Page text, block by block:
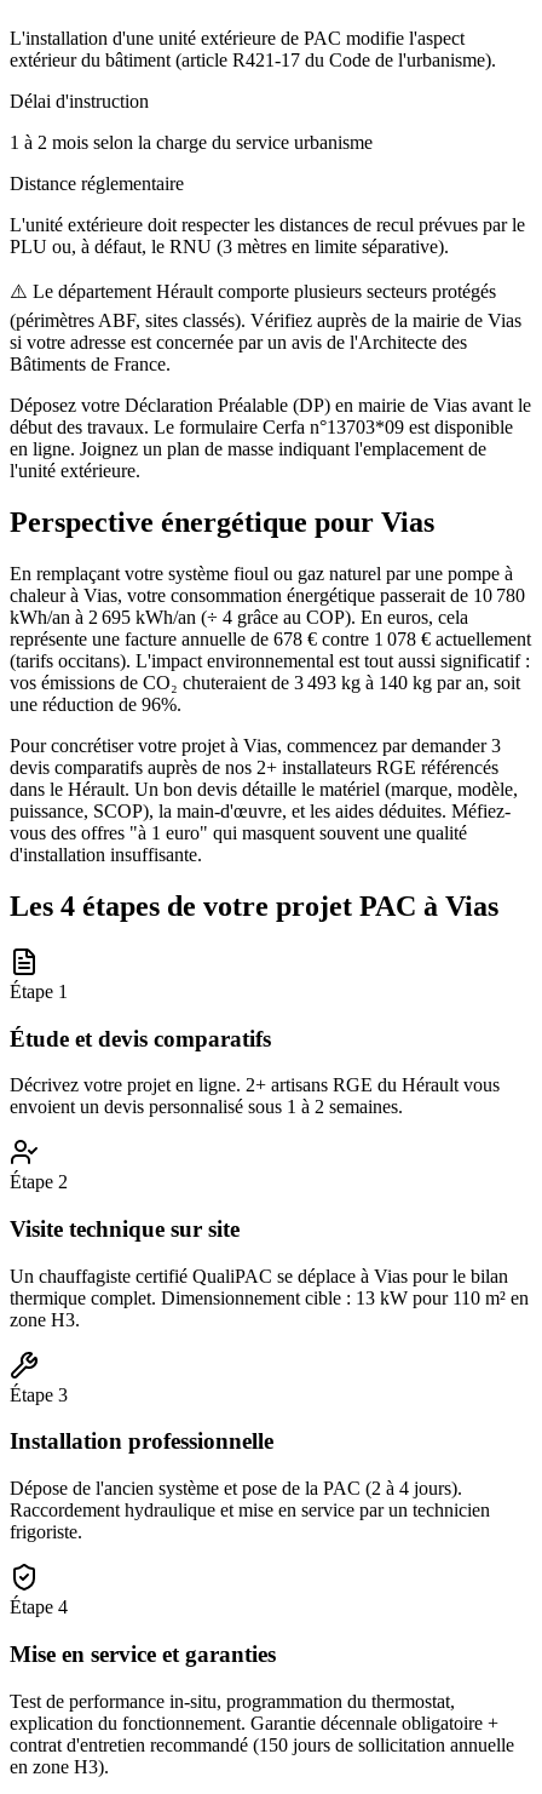
L'installation d'une unité extérieure de PAC modifie l'aspect
extérieur du bâtiment (article R421-17 du Code de l'urbanisme).
Délai d'instruction
1 à 2 mois selon la charge du service urbanisme
Distance réglementaire
L'unité extérieure doit respecter les distances de recul prévues par le
PLU ou, à défaut, le RNU (3 mètres en limite séparative).
⚠️ Le département Hérault comporte plusieurs secteurs protégés
(périmètres ABF, sites classés). Vérifiez auprès de la mairie de Vias
si votre adresse est concernée par un avis de l'Architecte des
Bâtiments de France.
Déposez votre Déclaration Préalable (DP) en mairie de Vias avant le
début des travaux. Le formulaire Cerfa n°13703*09 est disponible
en ligne. Joignez un plan de masse indiquant l'emplacement de
l'unité extérieure.
Perspective énergétique pour Vias
En remplaçant votre système fioul ou gaz naturel par une pompe à
chaleur à Vias, votre consommation énergétique passerait de 10 780
kWh/an à 2 695 kWh/an (÷ 4 grâce au COP). En euros, cela
représente une facture annuelle de 678 € contre 1 078 € actuellement
(tarifs occitans). L'impact environnemental est tout aussi significatif :
vos émissions de CO₂ chuteraient de 3 493 kg à 140 kg par an, soit
une réduction de 96%.
Pour concrétiser votre projet à Vias, commencez par demander 3
devis comparatifs auprès de nos 2+ installateurs RGE référencés
dans le Hérault. Un bon devis détaille le matériel (marque, modèle,
puissance, SCOP), la main-d'œuvre, et les aides déduites. Méfiez-
vous des offres "à 1 euro" qui masquent souvent une qualité
d'installation insuffisante.
Les 4 étapes de votre projet PAC à Vias
Étape 1
Étude et devis comparatifs
Décrivez votre projet en ligne. 2+ artisans RGE du Hérault vous
envoient un devis personnalisé sous 1 à 2 semaines.
Étape 2
Visite technique sur site
Un chauffagiste certifié QualiPAC se déplace à Vias pour le bilan
thermique complet. Dimensionnement cible : 13 kW pour 110 m² en
zone H3.
Étape 3
Installation professionnelle
Dépose de l'ancien système et pose de la PAC (2 à 4 jours).
Raccordement hydraulique et mise en service par un technicien
frigoriste.
Étape 4
Mise en service et garanties
Test de performance in-situ, programmation du thermostat,
explication du fonctionnement. Garantie décennale obligatoire +
contrat d'entretien recommandé (150 jours de sollicitation annuelle
en zone H3).